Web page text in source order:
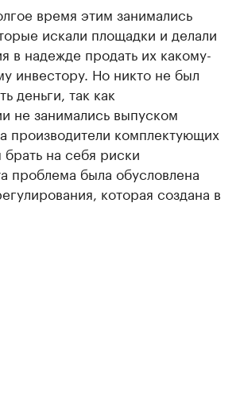
время этим занимались
искали площадки и делали
в надежде продать их какому-
инвестору. Но никто не был
деньги, так как
не занимались выпуском
производители комплектующих
на себя риски
проблема была обусловлена
которая создана в